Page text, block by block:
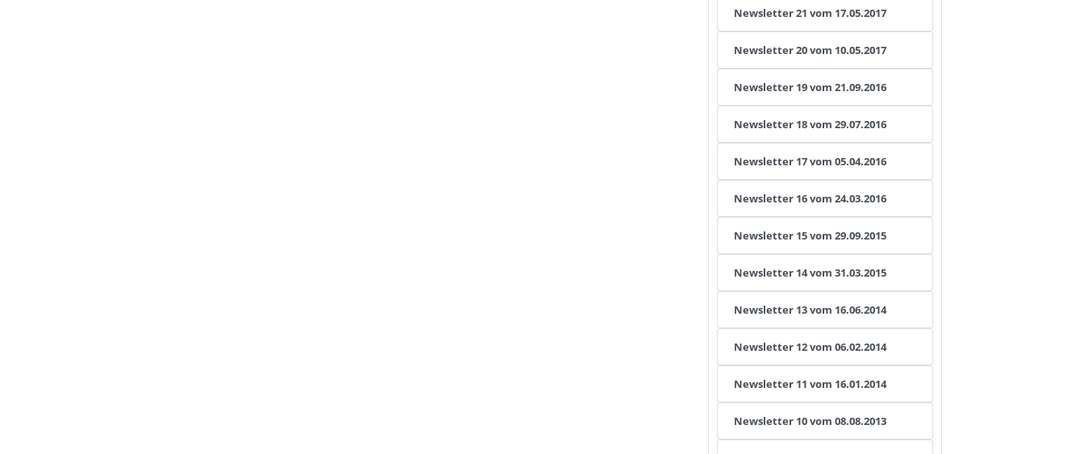
Newsletter 21 vom 17.05.2017
Newsletter 20 vom 10.05.2017
Newsletter 19 vom 21.09.2016
Newsletter 18 vom 29.07.2016
Newsletter 17 vom 05.04.2016
Newsletter 16 vom 24.03.2016
Newsletter 15 vom 29.09.2015
Newsletter 14 vom 31.03.2015
Newsletter 13 vom 16.06.2014
Newsletter 12 vom 06.02.2014
Newsletter 11 vom 16.01.2014
Newsletter 10 vom 08.08.2013